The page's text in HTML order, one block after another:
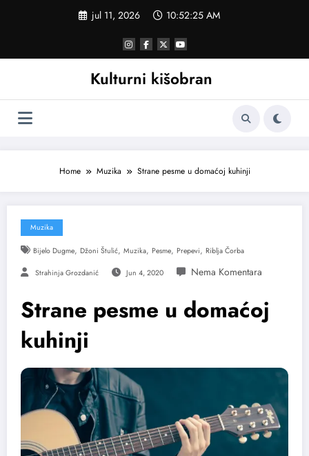
jul 11, 2026 10:52:26 AM
Kulturni kišobran
Home Muzika Strane pesme u domaćoj kuhinji
Muzika
Bijelo Dugme, Džoni Štulić, Muzika, Pesme, Prepevi, Riblja Čorba
Strahinja Grozdanić Jun 4, 2020
Strane pesme u domaćoj
kuhinji